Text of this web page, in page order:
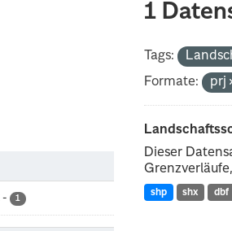
- 1
1
Tags:
Formate:
prj
Dieser
shp shx dbf